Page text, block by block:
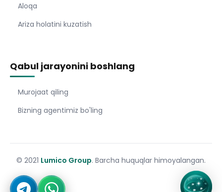
Aloqa
Ariza holatini kuzatish
Qabul jarayonini boshlang
Murojaat qiling
Bizning agentimiz bo'ling
© 2021 Lumico Group. Barcha huquqlar himoyalangan.